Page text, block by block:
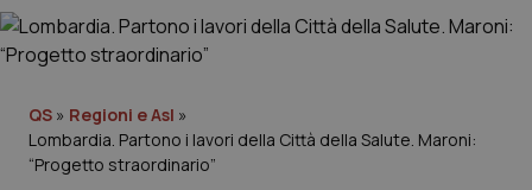
Governo e Parlamento
QS » Regioni e Asl »
Lombardia. Partono i lavori della Città della Salute. Maroni:
“Progetto straordinario”